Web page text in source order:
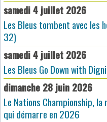
samedi 4 juillet 2026
Les Bleus tombent avec les
32)
samedi 4 juillet 2026
Les Bleus Go Down with
dimanche 28 juin 2026
Le Nations Championship,
qui démarre en 2026